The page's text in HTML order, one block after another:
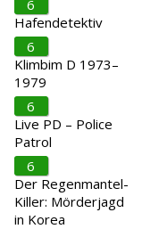
6
Hafendetektiv
6
Klimbim D 1973–
1979
6
Live PD – Police
Patrol
6
Der Regenmantel-
Killer: Mörderjagd
in Korea